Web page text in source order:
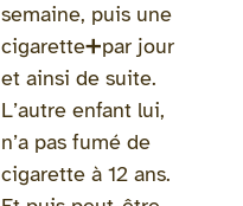
semaine, puis une
cigarette➕par jour
et ainsi de suite.
L’autre enfant lui,
n’a pas fumé de
cigarette à 12 ans.